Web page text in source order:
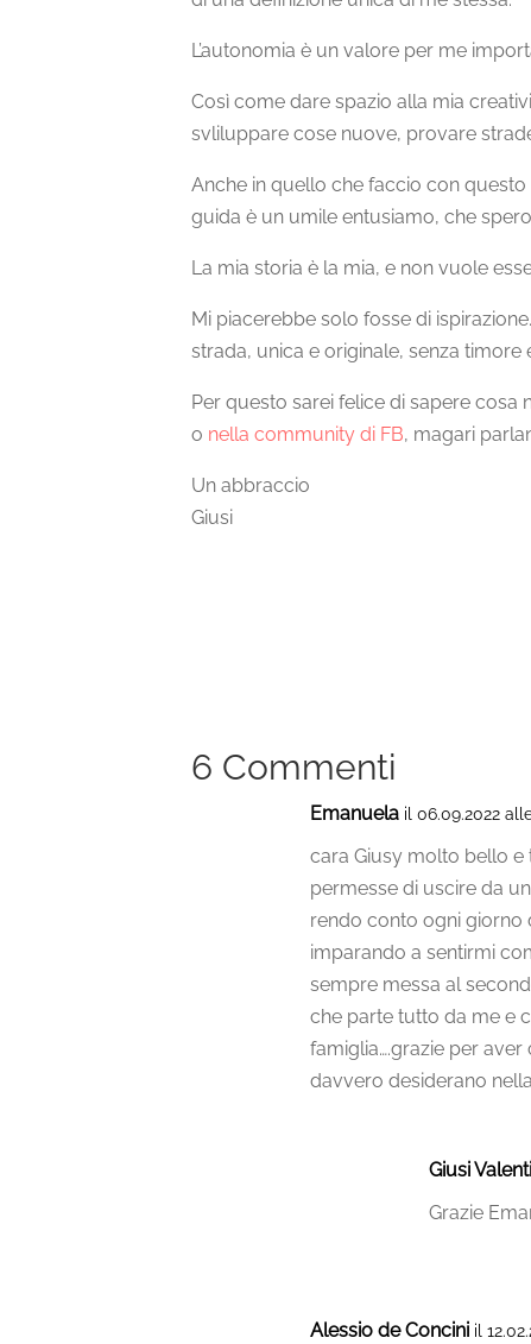
L’autonomia è un valore per me
Così come dare spazio alla mia
svliluppare cose nuove, provare
Anche in quello che faccio con
guida è un umile entusiamo, che
La mia storia è la mia, e non vuole
Mi piacerebbe solo fosse di
strada, unica e originale, senza timore
Per questo sarei felice di sapere cosa
o nella community di FB, magari
Un abbraccio
Giusi
6 Commenti
Emanuela il 06.09.2022
cara Giusy molto bello
permesse di uscire da
rendo conto ogni giorno
imparando a sentirmi
sempre messa al
che parte tutto da me e
famiglia….grazie per
davvero desiderano
Giusi
Grazie
Alessio de Concini il